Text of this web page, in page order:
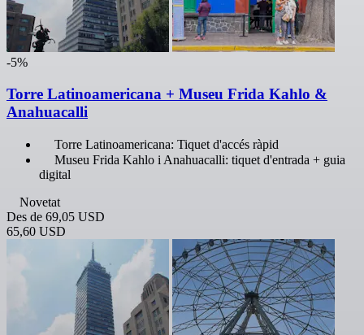
-5%
Torre Latinoamericana + Museu Frida Kahlo &
Anahuacalli
Torre Latinoamericana: Tiquet d'accés ràpid
Museu Frida Kahlo i Anahuacalli: tiquet d'entrada + guia
digital
Novetat
Des de 69,05 USD
65,60 USD